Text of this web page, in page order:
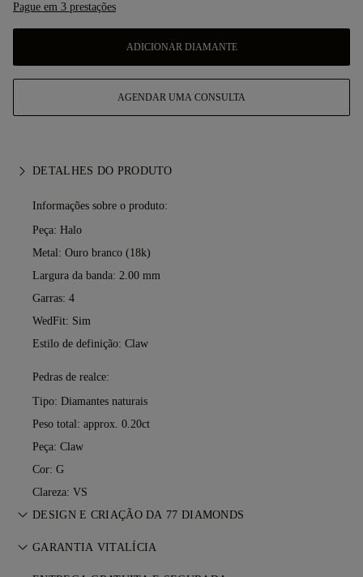
Pague em 3 prestações
ADICIONAR DIAMANTE
AGENDAR UMA CONSULTA
DETALHES DO PRODUTO
Informações sobre o produto:
Peça: Halo
Metal: Ouro branco (18k)
Largura da banda: 2.00 mm
Garras: 4
WedFit: Sim
Estilo de definição: Claw
Pedras de realce:
Tipo: Diamantes naturais
Peso total: approx. 0.20ct
Peça: Claw
Cor: G
Clareza: VS
DESIGN E CRIAÇÃO DA 77 DIAMONDS
A arte da joalharia aperfeiçoada peça a peça pelos mestres
GARANTIA VITALÍCIA
Em qualquer compra na 77 Diamonds, recebe uma garantia